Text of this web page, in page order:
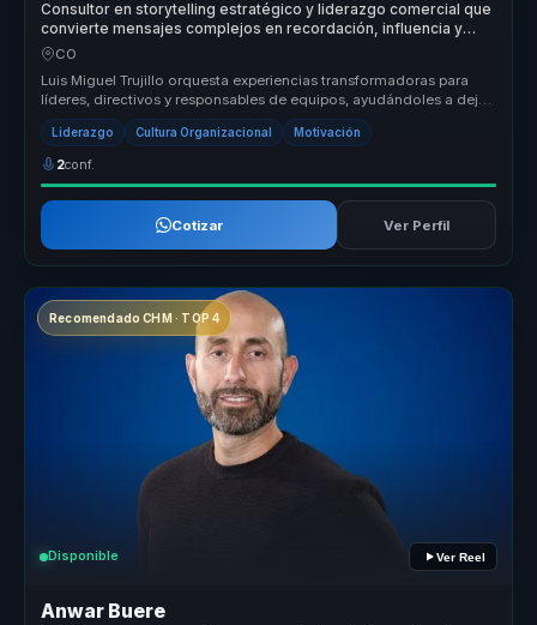
Consultor en storytelling estratégico y liderazgo comercial que
convierte mensajes complejos en recordación, influencia y
motivación para líderes y equipos.
CO
Luis Miguel Trujillo orquesta experiencias transformadoras para
líderes, directivos y responsables de equipos, ayudándoles a dejar
atrás ...
Liderazgo Cultura Organizacional Motivación
2conf.
Cotizar Ver Perfil
Recomendado CHM · TOP 4
Disponible Ver Reel
Anwar Buere